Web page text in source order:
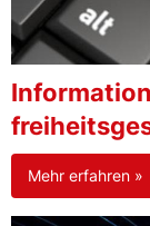
Mehr erfahren »